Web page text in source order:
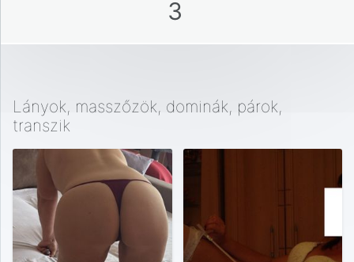
3
Lányok, masszőzök, dominák, párok,
transzik